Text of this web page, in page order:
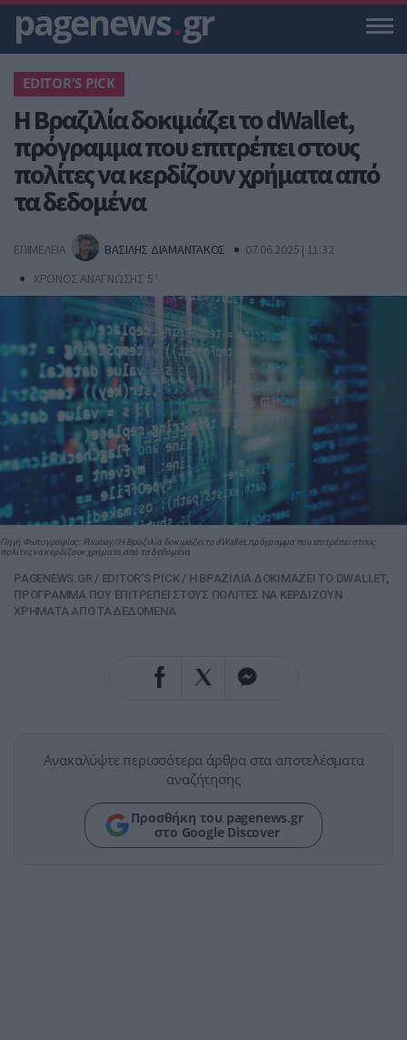
pagenews.gr
EDITOR'S PICK
Η Βραζιλία δοκιμάζει το dWallet,
πρόγραμμα που επιτρέπει στους
πολίτες να κερδίζουν χρήματα από
τα δεδομένα
ΕΠΙΜΕΛΕΙΑ ΒΑΣΙΛΗΣ ΔΙΑΜΑΝΤΑΚΟΣ
07.06.2025 | 11:32
ΧΡΟΝΟΣ ΑΝΑΓΝΩΣΗΣ 5 '
Πηγή Φωτογραφίας: Pixabay//Η Βραζιλία δοκιμάζει το dWallet, πρόγραμμα που επιτρέπει στους
πολίτες να κερδίζουν χρήματα από τα δεδομένα
PAGENEWS.GR/ EDITOR'S PICK/ Η ΒΡΑΖΙΛΙΑ ΔΟΚΙΜΑΖΕΙ ΤΟ DWALLET,
ΠΡΟΓΡΑΜΜΑ ΠΟΥ ΕΠΙΤΡΕΠΕΙ ΣΤΟΥΣ ΠΟΛΙΤΕΣ ΝΑ ΚΕΡΔΙΖΟΥΝ
ΧΡΗΜΑΤΑ ΑΠΟ ΤΑ ΔΕΔΟΜΕΝΑ
Ανακαλύψτε περισσότερα άρθρα στα αποτελέσματα
αναζήτησης
Προσθήκη του pagenews.gr
στο Google Discover